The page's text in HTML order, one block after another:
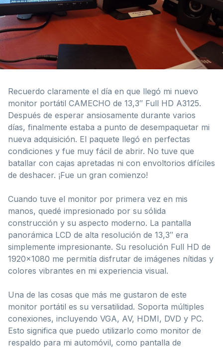
Recuerdo claramente el día en que llegó mi nuevo
monitor portátil CAMECHO de 13,3″ Full HD A3125.
Después de esperar ansiosamente durante varios
días, finalmente estaba a punto de desempaquetar mi
nueva adquisición. El paquete llegó en perfectas
condiciones y fue muy fácil de abrir. No tuve que
batallar con cajas apretadas ni con envoltorios difíciles
de deshacer. ¡Fue un gran comienzo!
Cuando tuve el monitor por primera vez en mis
manos, quedé impresionado por su sólida
construcción y su aspecto moderno. La pantalla
panorámica LCD de alta resolución de 13,3″ era
simplemente impresionante. Su resolución Full HD de
1920×1080 me permitía disfrutar de imágenes nítidas y
colores vibrantes en mi experiencia visual.
Una de las cosas que más me gustaron de este
monitor portátil es su versatilidad. Soporta múltiples
conexiones, incluyendo VGA, AV, HDMI, DVD y PC.
Esto significa que puedo utilizarlo como monitor de
respaldo para mi automóvil, como pantalla de